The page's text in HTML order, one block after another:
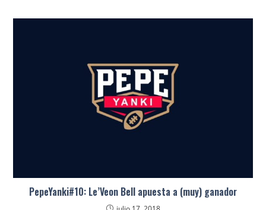
PepeYanki#10: Le’Veon Bell apuesta a (muy) ganador